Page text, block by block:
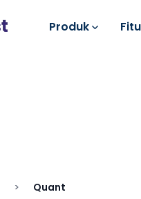
Produk
Quant